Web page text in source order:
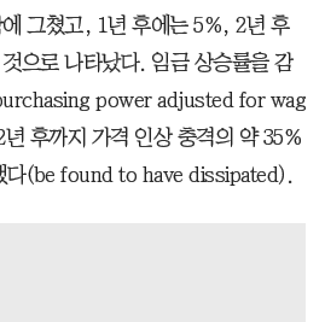
그쳤고, 1년 후에는 5%, 2년 후
으로 나타났다. 임금 상승률을 감
power adjusted for wag
후까지 가격 인상 충격의 약 35%
다(be found to have dissipated).